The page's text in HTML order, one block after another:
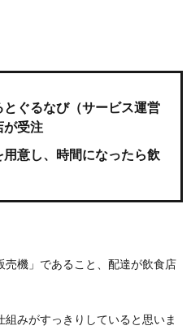
ぐるなび（サービス運営
が受注
意し、時間になったら飲
機」であること、配達が飲食店
みがすっきりしていると思いま